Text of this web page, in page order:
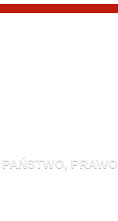
PRAWO